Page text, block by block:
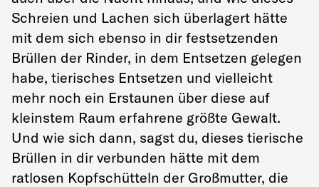
Schreien und Lachen sich überlagert hätte
mit dem sich ebenso in dir festsetzenden
Brüllen der Rinder, in dem Entsetzen gelegen
habe, tierisches Entsetzen und vielleicht
mehr noch ein Erstaunen über diese auf
kleinstem Raum erfahrene größte Gewalt.
Und wie sich dann, sagst du, dieses tierische
Brüllen in dir verbunden hätte mit dem
ratlosen Kopfschütteln der Großmutter, die